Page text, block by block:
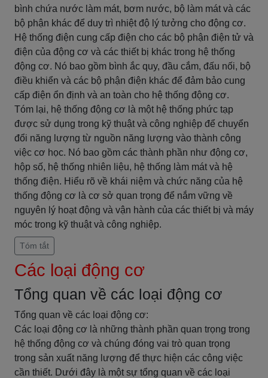
bình chứa nước làm mát, bơm nước, bộ làm mát và các
bộ phận khác để duy trì nhiệt độ lý tưởng cho động cơ.
Hệ thống điện cung cấp điện cho các bộ phận điện tử và
điện của động cơ và các thiết bị khác trong hệ thống
động cơ. Nó bao gồm bình ắc quy, đầu cắm, đấu nối, bộ
điều khiển và các bộ phận điện khác để đảm bảo cung
cấp điện ổn định và an toàn cho hệ thống động cơ.
Tóm lại, hệ thống động cơ là một hệ thống phức tạp
được sử dụng trong kỹ thuật và công nghiệp để chuyển
đổi năng lượng từ nguồn năng lượng vào thành công
việc cơ học. Nó bao gồm các thành phần như động cơ,
hộp số, hệ thống nhiên liệu, hệ thống làm mát và hệ
thống điện. Hiểu rõ về khái niệm và chức năng của hệ
thống động cơ là cơ sở quan trọng để nắm vững về
nguyên lý hoạt động và vận hành của các thiết bị và máy
móc trong kỹ thuật và công nghiệp.
Tóm tắt
Các loại động cơ
Tổng quan về các loại động cơ
Tổng quan về các loại động cơ:
Các loại động cơ là những thành phần quan trọng trong
hệ thống động cơ và chúng đóng vai trò quan trọng
trong sản xuất năng lượng để thực hiện các công việc
cần thiết. Dưới đây là một sự tổng quan về các loại